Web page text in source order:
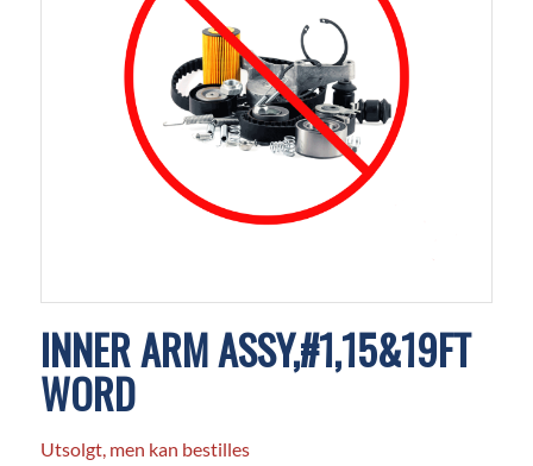
INNER ARM ASSY,#1,15&19FT
WORD
Utsolgt, men kan bestilles